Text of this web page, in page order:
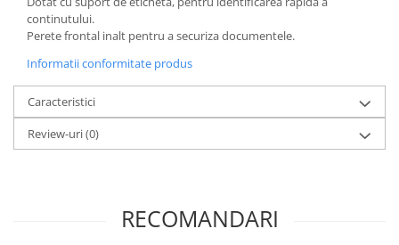
Tipografie si stampile
personalizate
Stampile, tusiere si tus
Protectia muncii si Imbracaminte
continutului.
Perete frontal inalt pentru a securiza documentele.
Informatii conformitate produs
Caracteristici
Review-uri(0)
RECOMANDARI